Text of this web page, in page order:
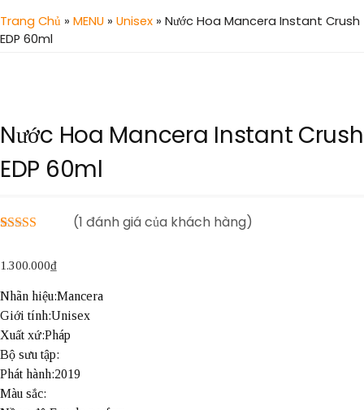
Trang Chủ » MENU » Unisex » Nước Hoa Mancera Instant Crush
EDP 60ml
Nước Hoa Mancera Instant Crush
EDP 60ml
đánh giá
(1 đánh giá của khách hàng)
1.300.000₫
Nhãn hiệu:Mancera
Giới tính:Unisex
Xuất xứ:Pháp
Bộ sưu tập:
Phát hành:2019
Màu sắc: